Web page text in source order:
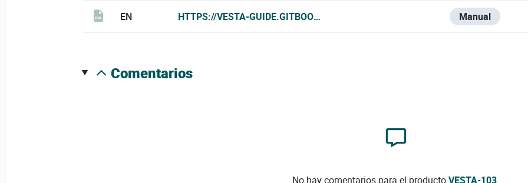
EN HTTPS://VESTA-GUIDE.GITBOOK.IO/VESTA-KNOWLEDGE-BASE/VESTA-103
Manual
comentarios
No hay comentarios para el productoVESTA-103.